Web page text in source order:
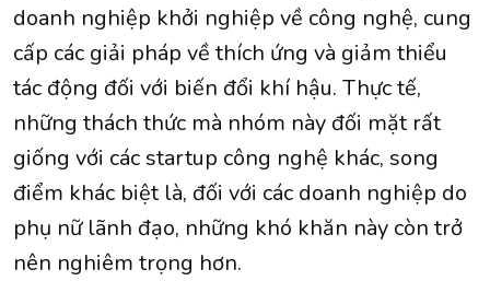
doanh nghiệp khởi nghiệp về công nghệ, cung
cấp các giải pháp về thích ứng và giảm thiểu
tác động đối với biến đổi khí hậu. Thực tế,
những thách thức mà nhóm này đối mặt rất
giống với các startup công nghệ khác, song
điểm khác biệt là, đối với các doanh nghiệp do
phụ nữ lãnh đạo, những khó khăn này còn trở
nên nghiêm trọng hơn.